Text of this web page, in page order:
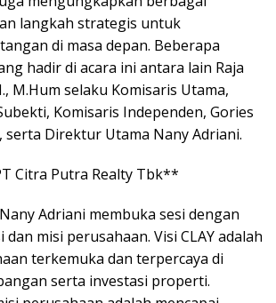
langkah strategis untuk
di masa depan. Beberapa
hadir di acara ini antara lain Raja
M.Hum selaku Komisaris Utama,
Komisaris Independen, Gories
serta Direktur Utama Nany Adriani.
Citra Putra Realty Tbk**
Adriani membuka sesi dengan
misi perusahaan. Visi CLAY adalah
terkemuka dan terpercaya di
serta investasi properti.